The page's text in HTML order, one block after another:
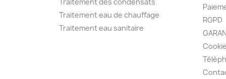
Traitement eau de chauffage
Traitement eau sanitaire
RGPD